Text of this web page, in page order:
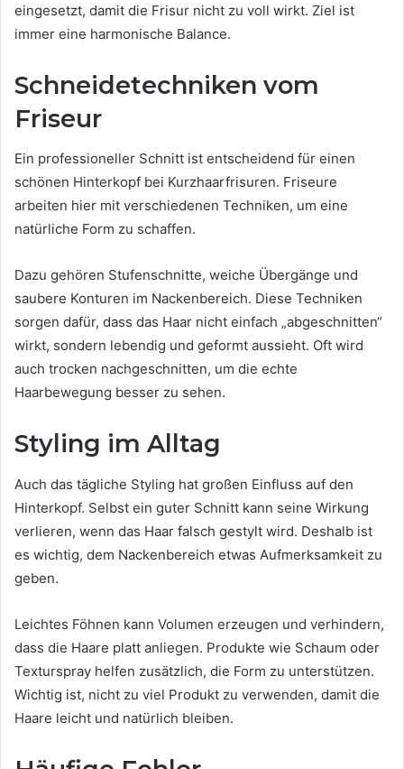
eingesetzt, damit die Frisur nicht zu voll wirkt. Ziel ist
immer eine harmonische Balance.
Schneidetechniken vom
Friseur
Ein professioneller Schnitt ist entscheidend für einen
schönen Hinterkopf bei Kurzhaarfrisuren. Friseure
arbeiten hier mit verschiedenen Techniken, um eine
natürliche Form zu schaffen.
Dazu gehören Stufenschnitte, weiche Übergänge und
saubere Konturen im Nackenbereich. Diese Techniken
sorgen dafür, dass das Haar nicht einfach „abgeschnitten“
wirkt, sondern lebendig und geformt aussieht. Oft wird
auch trocken nachgeschnitten, um die echte
Haarbewegung besser zu sehen.
Styling im Alltag
Auch das tägliche Styling hat großen Einfluss auf den
Hinterkopf. Selbst ein guter Schnitt kann seine Wirkung
verlieren, wenn das Haar falsch gestylt wird. Deshalb ist
es wichtig, dem Nackenbereich etwas Aufmerksamkeit zu
geben.
Leichtes Föhnen kann Volumen erzeugen und verhindern,
dass die Haare platt anliegen. Produkte wie Schaum oder
Texturspray helfen zusätzlich, die Form zu unterstützen.
Wichtig ist, nicht zu viel Produkt zu verwenden, damit die
Haare leicht und natürlich bleiben.